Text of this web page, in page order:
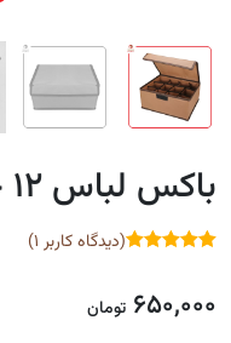
باکس لباس ۱۲ خانه
sssss
SSSSS(دیدگاه کاربر 1
)
650,000 تومان